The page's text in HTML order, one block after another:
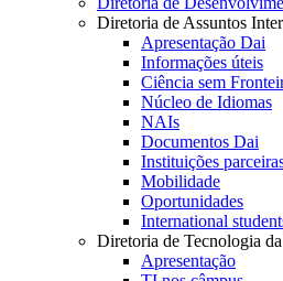
Diretoria de Assuntos
Apresentação Dai
Informações úteis
Ciência sem
Núcleo de Idiomas
NAIs
Documentos Dai
Instituições
Mobilidade
Oportunidades
International
Diretoria de Tecnologia
Apresentação